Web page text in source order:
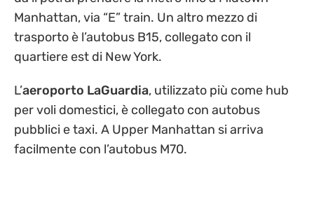
Manhattan, via “E” train. Un altro mezzo di
trasporto è l’autobus B15, collegato con il
quartiere est di New York.
L’aeroporto LaGuardia, utilizzato più come hub
per voli domestici, è collegato con autobus
pubblici e taxi. A Upper Manhattan si arriva
facilmente con l’autobus M70.